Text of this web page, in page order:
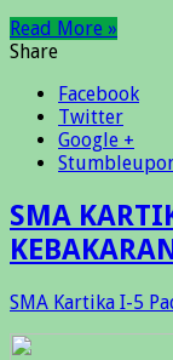
Read More »
Share
Facebook
Twitter
Google +
SMA
SMA Kartika I-5